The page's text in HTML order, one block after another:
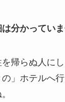
分かっていま
帰らぬ人に
」ホテルへ